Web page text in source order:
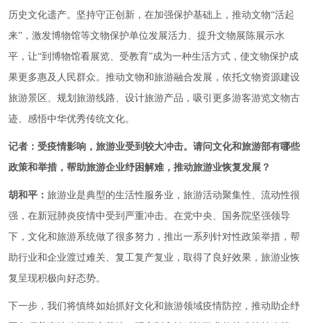
历史文化遗产。坚持守正创新，在加强保护基础上，推动文物“活起
来”，激发博物馆等文物保护单位发展活力、提升文物展陈展示水
平，让“到博物馆看展览、受教育”成为一种生活方式，使文物保护成
果更多惠及人民群众。推动文物和旅游融合发展，依托文物资源建设
旅游景区、规划旅游线路、设计旅游产品，吸引更多游客游览文物古
迹、感悟中华优秀传统文化。
记者：受疫情影响，旅游业受到较大冲击。请问文化和旅游部有哪些
政策和举措，帮助旅游企业纾困解难，推动旅游业恢复发展？
胡和平： 旅游业是典型的生活性服务业，旅游活动聚集性、流动性很
强，在新冠肺炎疫情中受到严重冲击。在党中央、国务院坚强领导
下，文化和旅游系统做了很多努力，推出一系列针对性政策举措，帮
助行业和企业渡过难关、复工复产复业，取得了良好效果，旅游业恢
复呈现积极向好态势。
下一步，我们将慎终如始抓好文化和旅游领域疫情防控，推动助企纾